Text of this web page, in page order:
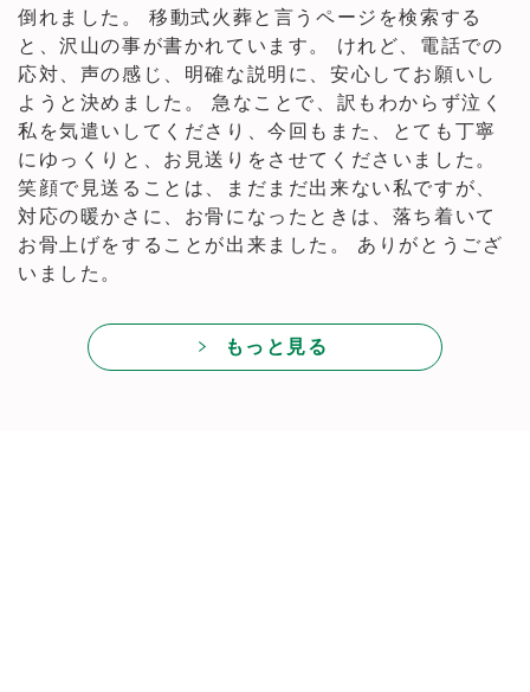
倒れました。 移動式火葬と言うページを検索する
と、沢山の事が書かれています。 けれど、電話での
応対、声の感じ、明確な説明に、安心してお願いし
ようと決めました。 急なことで、訳もわからず泣く
私を気遣いしてくださり、今回もまた、とても丁寧
にゆっくりと、お見送りをさせてくださいました。
笑顔で見送ることは、まだまだ出来ない私ですが、
対応の暖かさに、お骨になったときは、落ち着いて
お骨上げをすることが出来ました。 ありがとうござ
いました。
もっと見る